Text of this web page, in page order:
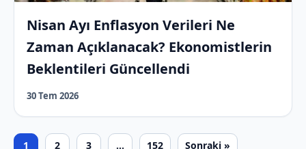
Nisan Ayı Enflasyon Verileri Ne
Zaman Açıklanacak? Ekonomistlerin
Beklentileri Güncellendi
30 Tem 2026
1 2 3 … 152 Sonraki »